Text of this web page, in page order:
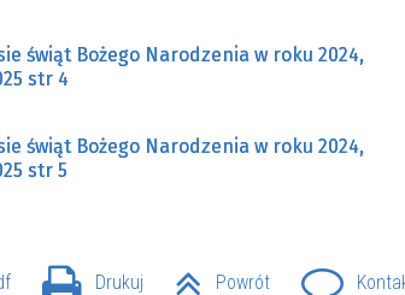
świąt Bożego Narodzenia w roku 2024,
str 4
świąt Bożego Narodzenia w roku 2024,
str 5
Drukuj Powrót